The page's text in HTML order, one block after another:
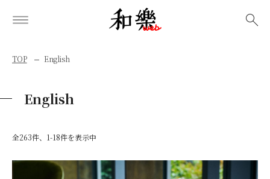
TOP English
English
全263件、1-18件を表示中